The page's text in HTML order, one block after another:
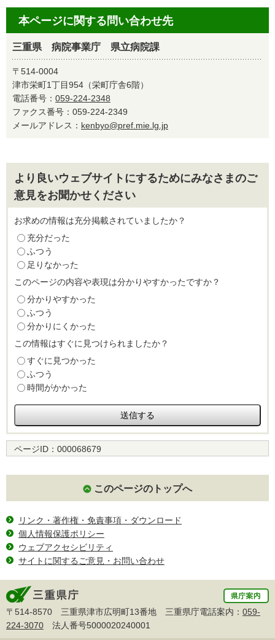
本ページに関する問い合わせ先
三重県 病院事業庁 県立病院課
〒514-0004
津市栄町1丁目954（栄町庁舎6階）
電話番号： 059-224-2348
ファクス番号：059-224-2349
メールアドレス： kenbyo@pref.mie.lg.jp
より良いウェブサイトにするためにみなさまのご
意見をお聞かせください
お求めの情報は充分掲載されていましたか？
充分だった
ふつう
足りなかった
このページの内容や表現は分かりやすかったですか？
分かりやすかった
ふつう
分かりにくかった
この情報はすぐに見つけられましたか？
すぐに見つかった
ふつう
時間がかかった
ページID： 000068679
このページのトップへ
リンク・著作権・免責事項・ダウンロード
個人情報保護ポリシー
ウェブアクセシビリティ
サイトに関するご意見・お問い合わせ
〒514-8570 三重県津市広明町13番地 三重県庁電話案内： 059-
224-3070 法人番号5000020240001